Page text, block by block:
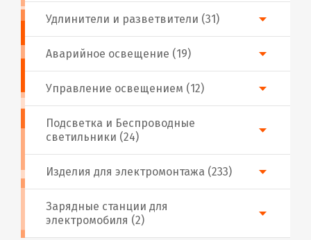
Аварийное освещение (19)
Подсветка и Беспроводные
светильники (24)
Изделия для электромонтажа (233)
Удлинители и разветвители (31)
Управление освещением (12)
Зарядные станции для
электромобиля (2)